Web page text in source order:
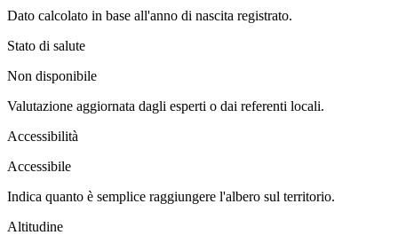
Dato calcolato in base all'anno di nascita registrato.
Stato di salute
Non disponibile
Valutazione aggiornata dagli esperti o dai referenti locali.
Accessibilità
Accessibile
Indica quanto è semplice raggiungere l'albero sul territorio.
Altitudine